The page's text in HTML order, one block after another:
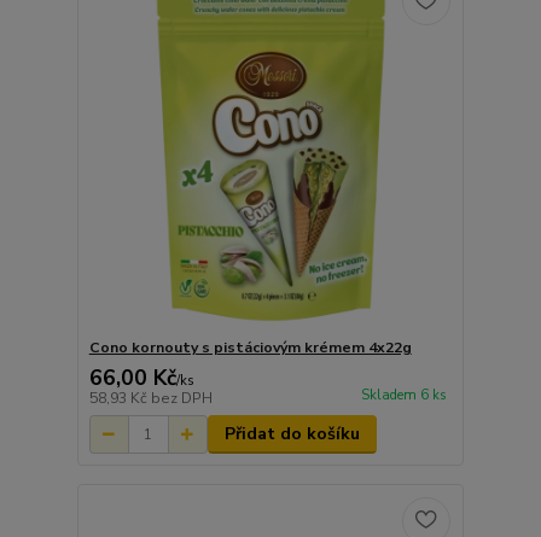
Cono kornouty s pistáciovým krémem 4x22g
66,00 Kč/ks
58,93 Kč bez DPH Skladem 6 ks
Přidat do košíku